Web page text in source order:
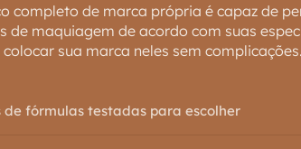
completo de marca própria é capaz de
de maquiagem de acordo com suas
sua marca neles sem complicações.
de fórmulas testadas para escolher